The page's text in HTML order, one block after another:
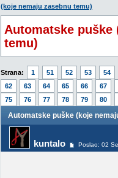
(koje nemaju zasebnu temu)
Automatske puške
temu)
Strana: 1 51 52 53 54
62
63 64 65 66 67
75
76 77 78 79 80
Automatske puške (koje
kuntalo Poslao: 02